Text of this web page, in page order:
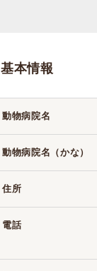
基本情報
動物病院名
動物病院名（かな）
住所
電話